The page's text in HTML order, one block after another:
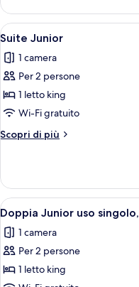
Superior
Apri
tutte
le
foto
per
Suite
Junior
5
Suite Junior
1 camera
Per 2 persone
1 letto king
Wi-Fi gratuito
Scopri di più
Altri
Junior
Apri
tutte
le
foto
per
5
Doppia Junior uso
1 camera
Per 2 persone
1 letto king